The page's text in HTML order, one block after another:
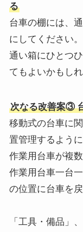
る
台車の棚には、
にしてください。
通い箱にひとつ
てもよいかもしれ
次なる改善案③
移動式の台車に
置管理するよう
作業用台車が複
作業用台車一台
の位置に台車を
「工具・備品」